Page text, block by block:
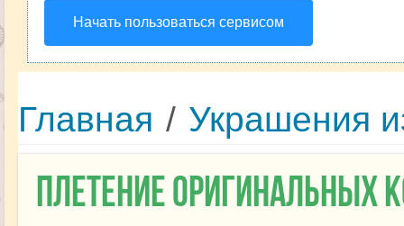
Начать пользоваться сервисом
Главная / Украшения
Плетение оригинальных